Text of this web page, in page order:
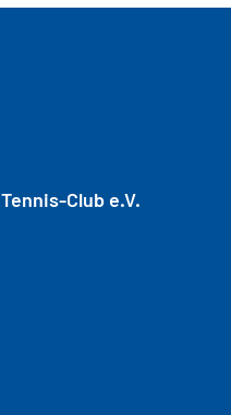
Tennis-Club e.V.